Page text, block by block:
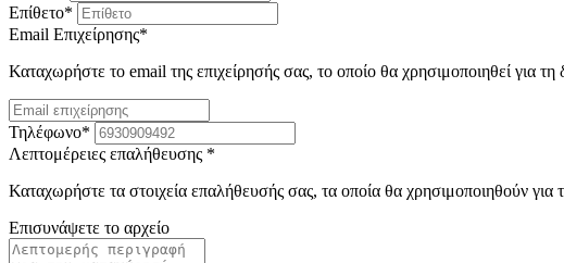
Επίθετο*
Email Επιχείρησης*
Καταχωρήστε το email της επιχείρησής σας, το οποίο θα χρησιμοποιηθεί για τη
Τηλέφωνο*
Λεπτομέρειες επαλήθευσης *
Καταχωρήστε τα στοιχεία επαλήθευσής σας, τα οποία θα χρησιμοποιηθούν για
Επισυνάψετε το αρχείο